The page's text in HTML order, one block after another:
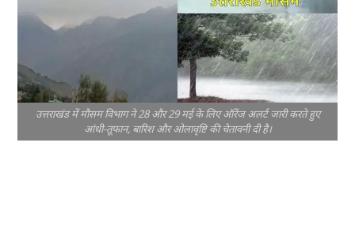
उत्तराखंड में मौसम विभाग ने 28 और 29 मई के लिए ऑरेंज अलर्ट जारी करते हुए
आंधी-तूफान, बारिश और ओलावृष्टि की चेतावनी दी है।